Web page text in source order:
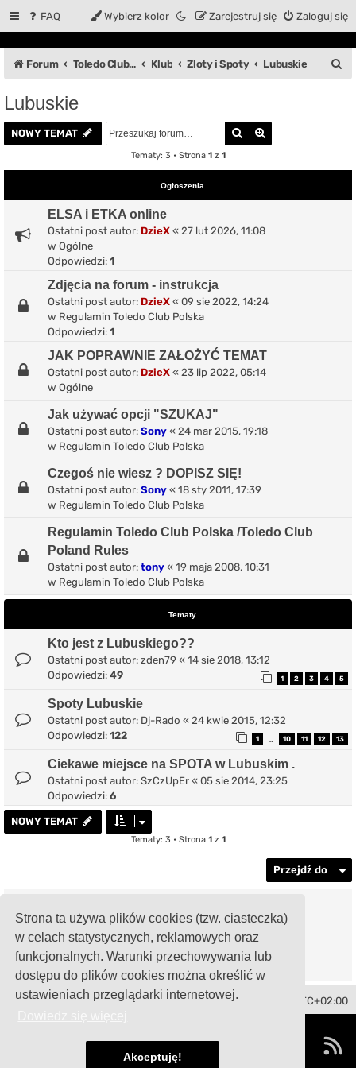
Strona ta używa plików cookies (tzw. ciasteczka)
w celach statystycznych, reklamowych oraz
funkcjonalnych. Warunki przechowywania lub
dostępu do plików cookies można określić w
ustawieniach przeglądarki internetowej.
Akceptuję!
FAQ Zaloguj się
Zarejestruj się
Wybierz kolor
Forum Toledo Club Polska Klub Zloty i Spoty Lubuskie
Lubuskie
NOWY TEMAT Szukaj
Tematy: 3 • Strona 1z 1
Ogłoszenia
ELSA i ETKA online
Ostatni post autor: DzieX « 27 lut 2026, 11:08
w Ogólne
Odpowiedzi: 1
Zdjęcia na forum - instrukcja
Ostatni post autor: DzieX « 09 sie 2022, 14:24
w Regulamin Toledo Club Polska
Odpowiedzi: 1
JAK POPRAWNIE ZAŁOŻYĆ TEMAT
Ostatni post autor: DzieX « 23 lip 2022, 05:14
w Ogólne
Jak używać opcji "SZUKAJ"
Ostatni post autor: Sony « 24 mar 2015, 19:18
w Regulamin Toledo Club Polska
Czegoś nie wiesz ? DOPISZ SIĘ!
Ostatni post autor: Sony « 18 sty 2011, 17:39
w Regulamin Toledo Club Polska
Regulamin Toledo Club Polska /Toledo Club
Poland Rules
Ostatni post autor: tony « 19 maja 2008, 10:31
w Regulamin Toledo Club Polska
Tematy
Kto jest z Lubuskiego??
Ostatni post autor: zden79 « 14 sie 2018, 13:12
Odpowiedzi: 49 1 2 3 4 5
Spoty Lubuskie
Ostatni post autor: Dj-Rado « 24 kwie 2015, 12:32
Odpowiedzi: 122 1 10 11 12 13
Ciekawe miejsce na SPOTA w Lubuskim .
Ostatni post autor: SzCzUpEr « 05 sie 2014, 23:25
Odpowiedzi: 6
NOWY TEMAT
Tematy: 3 • Strona 1z 1
Przejdź do
Nie możesz tworzyć nowych tematów
Nie możeszodpowiadać w tematach
Nie możesz zmieniać swoich postów
Nie możeszusuwać swoich postów
Toledo Club Polska Strefa czasowa UTC+02:00
Polski pakiet językowy dostarczaphpBB.pl
Zasady ochrony danych osobowych|Regulamin